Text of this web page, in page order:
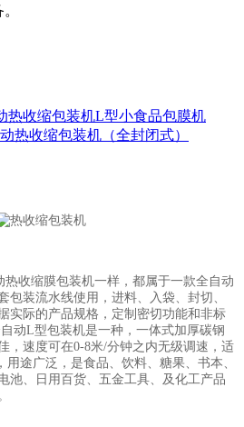
热收缩包装机L型小食品包膜机
热收缩包装机（全封闭式）
收缩膜包装机一样，都属于一款全自动
包装流水线使用，进料、入袋、封切、
实际的产品规格，定制密切功能和非标
动L型包装机是一种，一体式加厚碳钢
，速度可在0-8米/分钟之内无级调速，适
用途广泛，是食品、饮料、糖果、书本、
池、日用百货、五金工具、及化工产品